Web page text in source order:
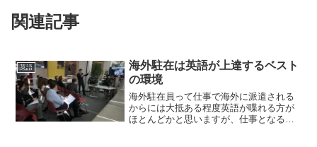
関連記事
英語
海外駐在は英語が上達するベスト
の環境
海外駐在員って仕事で海外に派遣される
からには大抵ある程度英語が喋れる方が
ほとんどかと思いますが、仕事となると